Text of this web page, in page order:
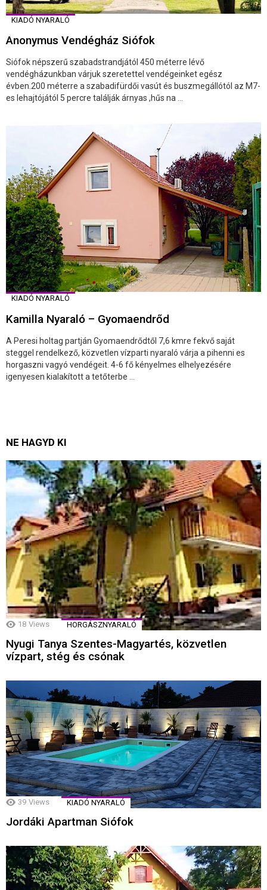
KIADÓ NYARALÓ
Anonymus Vendégház Siófok
Siófok népszerű szabadstrandjától 450 méterre lévő
vendégházunkban várjuk szeretettel vendégeinket egész
évben.200 méterre a szabadifürdői vasút és buszmegállótól az M7-
es lehajtójától 5 percre találják árnyas ,hűs na ...
KIADÓ NYARALÓ
Kamilla Nyaraló – Gyomaendrőd
A Peresi holtag partján Gyomaendrődtől 7,6 kmre fekvő saját
steggel rendelkező, közvetlen vízparti nyaraló várja a pihenni es
horgaszni vagyó vendégeit. 4-6 fő kényelmes elhelyezésére
igenyesen kialakított a tetőterbe ...
NE HAGYD KI
18 Views HORGÁSZNYARALÓ
Nyugi Tanya Szentes-Magyartés, közvetlen
vízpart, stég és csónak
39 Views KIADÓ NYARALÓ
Jordáki Apartman Siófok